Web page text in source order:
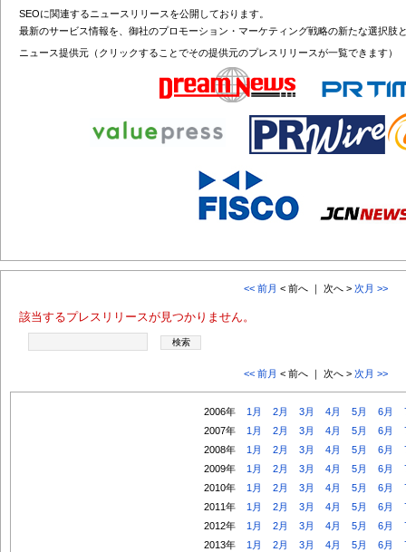
SEOに関連するニュースリリースを公開しております。
最新のサービス情報を、御社のプロモーション・マーケティング戦略の新たな選択肢
ニュース提供元（クリックすることでその提供元のプレスリリースが一覧できます）
<< 前月 < 前へ ｜ 次へ > 次月 >>
該当するプレスリリースが見つかりません。
<< 前月 < 前へ ｜ 次へ > 次月 >>
2006年 1月 2月 3月 4月 5月 6月
2007年
1月 2月 3月 4月 5月 6月
2008年
1月 2月 3月 4月 5月 6月
2009年
1月 2月 3月 4月 5月 6月
2010年
1月 2月 3月 4月 5月 6月
2011年
1月 2月 3月 4月 5月 6月
2012年
1月 2月 3月 4月 5月 6月
2013年
1月 2月 3月 4月 5月 6月